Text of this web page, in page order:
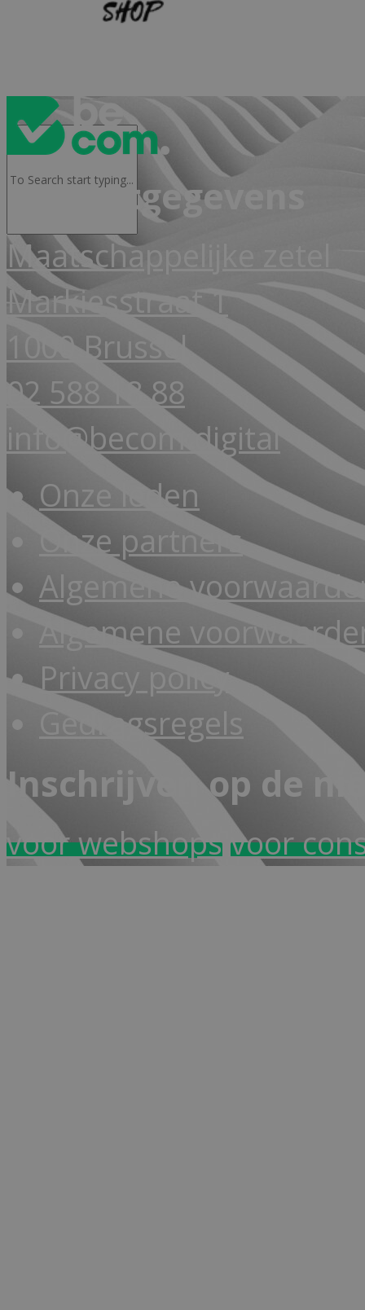
Contactgegevens
Maatschappelijke zetel
Markiesstraat 1
1000 Brussel
02 588 18 88
info@becom.digital
Onze leden
Onze partners
Algemene
Algemene
Privacy policy
Gedragsregels
Inschrijven op de
voor webshopsvoor